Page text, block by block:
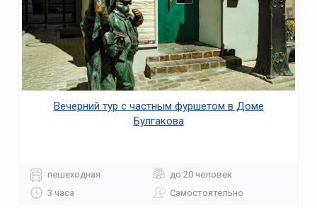
Вечерний тур с частным фуршетом в Доме
Булгакова
пешеходная
до 20 человек
3 часа
Самостоятельно